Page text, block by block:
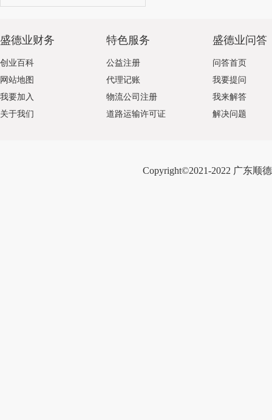
盛德业财务
创业百科
网站地图
我要加入
关于我们
特色服务
公益注册
代理记账
物流公司注册
道路运输许可证
盛德业问答
问答首页
我要提问
我来解答
解决问题
Copyright©2021-2022 广东顺